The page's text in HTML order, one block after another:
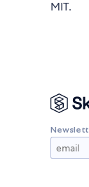
MIT.